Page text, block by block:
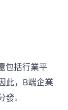
包括行業平
此，B端企業
。